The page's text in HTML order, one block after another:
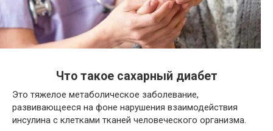
Что такое сахарный диабет
Это тяжелое метаболическое заболевание,
развивающееся на фоне нарушения взаимодействия
инсулина с клетками тканей человеческого организма.